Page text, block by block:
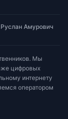
Амурович
Мы
цифровых
интернету
оператором